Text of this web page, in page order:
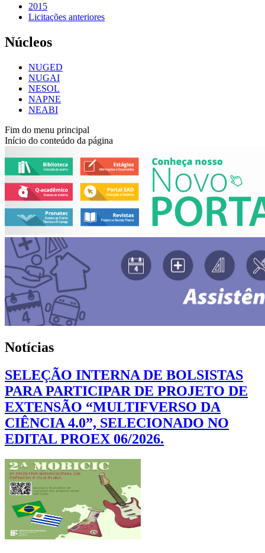
2015
Licitações anteriores
Núcleos
NUGED
NUGAI
NESOL
NAPNE
NEABI
Fim do menu principal
Início do conteúdo da página
Notícias
SELEÇÃO INTERNA DE BOLSISTAS
PARA PARTICIPAR DE PROJETO DE
EXTENSÃO “MULTIFVERSO DA
CIÊNCIA 4.0”, SELECIONADO NO
EDITAL PROEX 06/2026.